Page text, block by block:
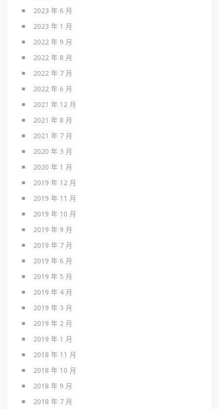
2023 年 6 月
2023 年 1 月
2022 年 9 月
2022 年 8 月
2022 年 7 月
2022 年 6 月
2021 年 12 月
2021 年 8 月
2021 年 7 月
2020 年 3 月
2020 年 1 月
2019 年 12 月
2019 年 11 月
2019 年 10 月
2019 年 9 月
2019 年 7 月
2019 年 6 月
2019 年 5 月
2019 年 4 月
2019 年 3 月
2019 年 2 月
2019 年 1 月
2018 年 11 月
2018 年 10 月
2018 年 9 月
2018 年 7 月